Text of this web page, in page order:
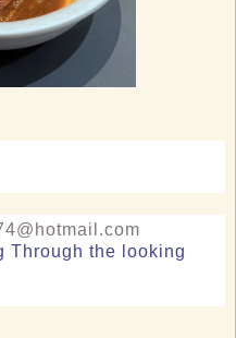
Through the looking